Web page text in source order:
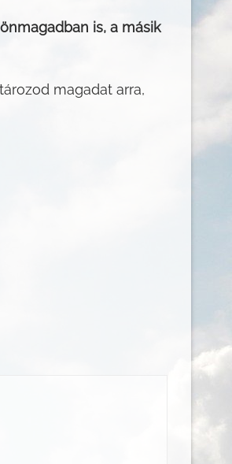
is, a másik
magadat arra,